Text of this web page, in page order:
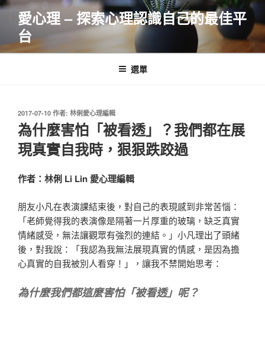
跳
要
愛心理 – 探索心理認識自己的最佳平
台
選單
發
佈
於
2017-07-10 作者: 林俐愛心理編輯
為什麼害怕「被看透」？我們都在展
現真實自我時，狠狠跌跤過
作者：林俐 Li Lin 愛心理編輯
朋友小凡在表演課結束後，對自己的表現感到非常苦惱：
「老師覺得我的表演像是隔著一片厚重的玻璃，缺乏真實
情緒感受，無法讓觀眾有強烈的連結。」小凡理出了頭緒
後，對我說：「我認為我無法展現真實的情感，是因為擔
心真實的自我被別人看穿！」，讓我不禁開始思考：
為什麼我們都這麼害怕「被看透」呢？